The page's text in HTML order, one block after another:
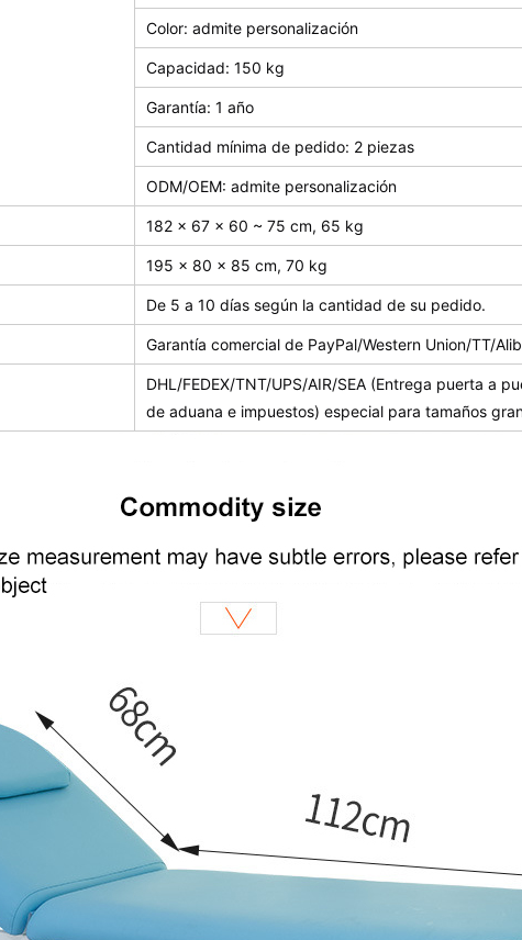
Color: admite personalización
Capacidad: 150 kg
Garantía: 1 año
Cantidad mínima de pedido: 2 piezas
ODM/OEM: admite personalización
182 x 67 x 60 ~ 75 cm, 65 kg
195 x 80 x 85 cm, 70 kg
De 5 a 10 días según la cantidad de su pedido.
Garantía comercial de PayPal/Western Union/TT/
DHL/FEDEX/TNT/UPS/AIR/SEA (Entrega puerta a
de aduana e impuestos) especial para tamaños